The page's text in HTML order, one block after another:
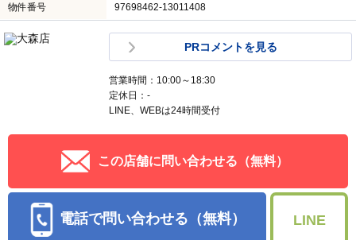
物件番号 97698462-13011408
PRコメントを見る
営業時間：10:00～18:30
定休日：-
LINE、WEBは24時間受付
この店舗に問い合わせる（無料）
電話で問い合わせる（無料） LINE